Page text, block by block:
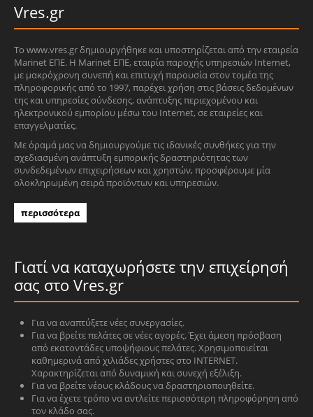
Vres.gr
Το www.vres.gr δημιουργήθηκε και υποστηρίζεται από την εταιρεία
Marinet ΕΠΕ. Η Marinet ΕΠΕ, εταιρία παροχής υπηρεσιών Internet,
με μακρόχρονη συνεπή και επιτυχή παρουσία στον τομέα της
πληροφορικής από το 1997, παρέχει χρήση στις βάσεις δεδομένων
της και υπηρεσίες σύνδεσης, ανάπτυξης περιεχομένου και
ηλεκτρονικού εμπορίου μέσω του Internet, σε εταιρείες και
επαγγελματίες.
Με όραμά μας να δημιουργούμε τις ιδανικές συνθήκες για την
σχεδιασμένη ανάπτυξη εμπορικής δραστηριότητας των
συνδεδεμένων επιχειρήσεων και χρηστών, προσφέρουμε μία
ολοκληρωμένη σειρά προϊόντων και υπηρεσιών.
περισσότερα
Γιατί να καταχωρήσετε την επιχείρησή
σας στο Vres.gr
Για να αναπτύξετε νέες συνεργασίες.
Για να βρείτε πελάτες σε νέες αγορές. Έχει άμεση πρόσβαση
από εκατοντάδες υποψήφιους πελάτες. Χρησιμοποιείται
καθημερινά από χιλιάδες χρήστες στο INTERNET.
Χαρακτηρίζεται από δυναμική και συνεχή εξέλιξη.
Για να βρείτε νέους κλάδους να δραστηριοποιηθείτε.
Για να έχετε τρόπο να αντλείτε περισσότερη πληροφόρηση από
τον κλάδο σας.